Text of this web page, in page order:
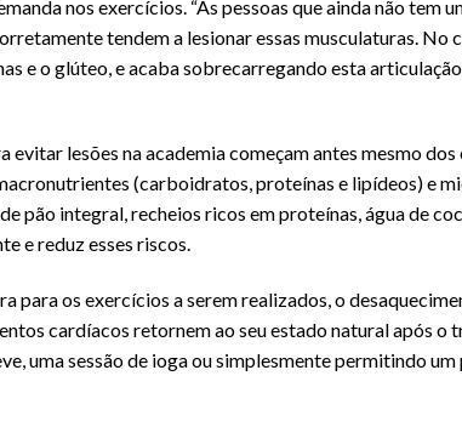
nos exercícios. “As pessoas que ainda não tem
tendem a lesionar essas musculaturas. No
e o glúteo, e acaba sobrecarregando esta
lesões na academia começam antes mesmo
(carboidratos, proteínas e lipídeos) e
pão integral, recheios ricos em proteínas, água de
e reduz esses riscos.
para os exercícios a serem realizados, o
cardíacos retornem ao seu estado natural após o
uma sessão de ioga ou simplesmente permitindo